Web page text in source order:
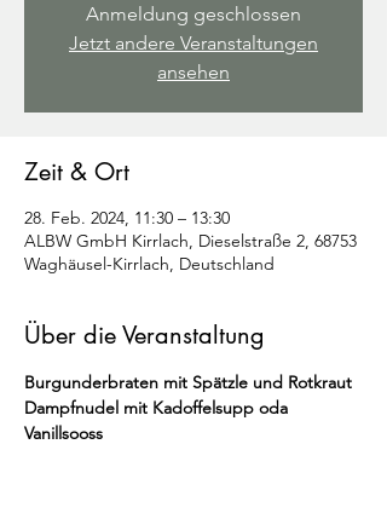
Anmeldung geschlossen
Jetzt andere Veranstaltungen
ansehen
Zeit & Ort
28. Feb. 2024, 11:30 – 13:30
ALBW GmbH Kirrlach, Dieselstraße 2, 68753
Waghäusel-Kirrlach, Deutschland
Über die Veranstaltung
Burgunderbraten mit Spätzle und Rotkraut
​Dampfnudel mit Kadoffelsupp oda
Vanillsooss